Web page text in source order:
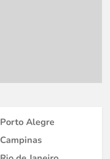
Porto Alegre
Campinas